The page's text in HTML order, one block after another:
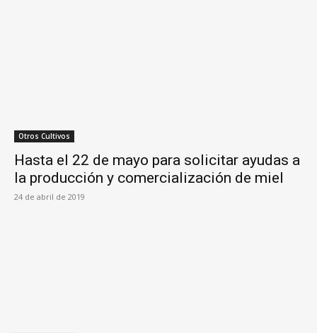
Otros Cultivos
Hasta el 22 de mayo para solicitar ayudas a
la producción y comercialización de miel
24 de abril de 2019